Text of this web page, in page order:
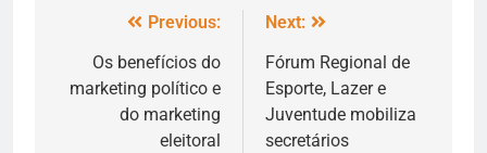
Previous:
Os benefícios do
marketing político e
do marketing
eleitoral
Next:
Fórum Regional de
Esporte, Lazer e
Juventude mobiliza
secretários